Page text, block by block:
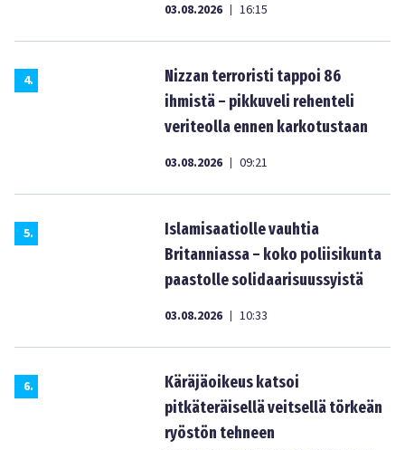
03.08.2026 | 16:15
4.
Nizzan terroristi tappoi 86
ihmistä – pikkuveli rehenteli
veriteolla ennen karkotustaan
03.08.2026 | 09:21
5.
Islamisaatiolle vauhtia
Britanniassa – koko poliisikunta
paastolle solidaarisuussyistä
03.08.2026 | 10:33
6.
Käräjäoikeus katsoi
pitkäteräisellä veitsellä törkeän
ryöstön tehneen